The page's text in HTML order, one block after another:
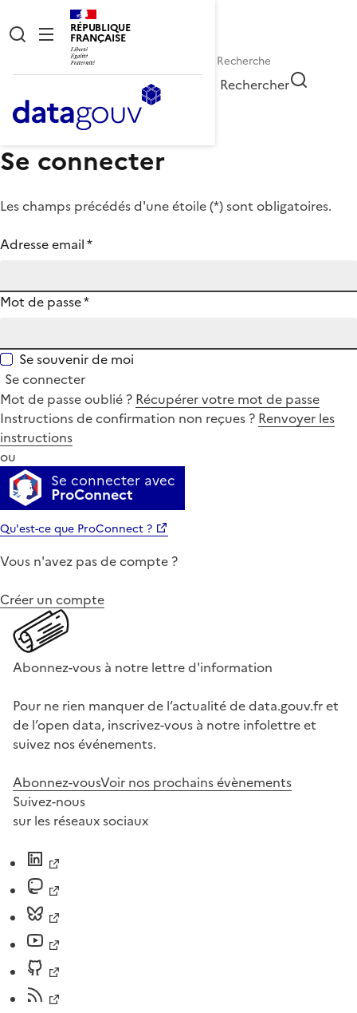
RÉPUBLIQUE
FRANÇAISE
Rechercher
Se connecter
Les champs précédés d'une étoile (*) sont obligatoires.
Adresse email*
Mot de passe*
Se souvenir de moi
Se connecter
Mot de passe oublié ? Récupérer votre mot de passe
Instructions de confirmation non reçues ? Renvoyer les
instructions
ou
Se connecter avec
ProConnect
Qu'est-ce que ProConnect ?
Vous n'avez pas de compte ?
Créer un compte
Abonnez-vous à notre lettre d'information
Pour ne rien manquer de l’actualité de data.gouv.fr et
de l’open data, inscrivez-vous à notre infolettre et
suivez nos événements.
Abonnez-vousVoir nos prochains évènements
Suivez-nous
sur les réseaux sociaux